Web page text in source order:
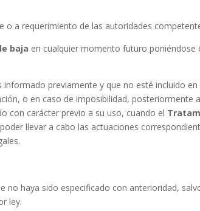
o a requerimiento de las autoridades
baja en cualquier momento futuro poniéndose
previamente y que no esté incluido
o en caso de imposibilidad, posteriormente
con carácter previo a su uso, cuando el
llevar a cabo las actuaciones
no haya sido especificado con anterioridad,
ley.